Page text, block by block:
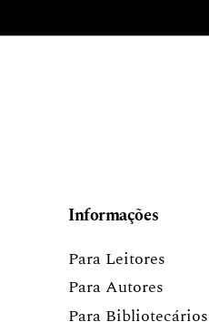
Informações
Para Leitores
Para Autores
Para Bibliotecários